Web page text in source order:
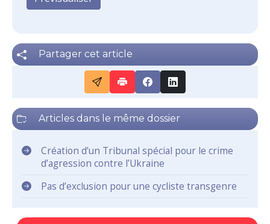
Partager cet article
Articles dans le même dossier
Création d’un Tribunal spécial pour le crime
d’agression contre l’Ukraine
Pas d’exclusion pour une cycliste transgenre